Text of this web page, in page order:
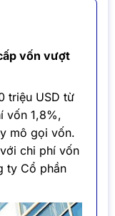
vốn vượt
triệu USD từ
vốn 1,8%,
mô gọi vốn.
chi phí vốn
ty Cổ phần